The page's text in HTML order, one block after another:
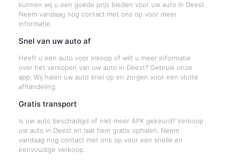
kunnen wij u een goede prijs bieden voor uw auto in Deest.
Neem vandaag nog contact met ons op voor meer
informatie.
Snel van uw auto af
Heeft u een auto voor inkoop of wilt u meer informatie
over het verkopen van uw auto in Deest? Gebruik onze
app. Wij halen uw auto snel op en zorgen voor een vlotte
afhandeling.
Gratis transport
Is uw auto beschadigd of niet meer APK gekeurd? Verkoop
uw auto in Deest en laat hem gratis ophalen. Neem
vandaag nog contact met ons op voor een snelle en
eenvoudige verkoop.